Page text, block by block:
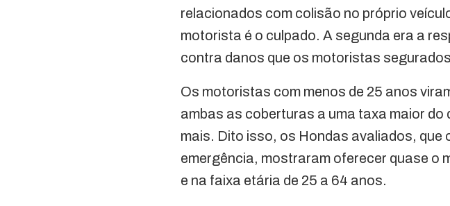
relacionados com colisão no próprio
motorista é o culpado. A segunda era a
contra danos que os motoristas
Os motoristas com menos de 25 anos
ambas as coberturas a uma taxa maior
mais. Dito isso, os Hondas avaliados,
emergência, mostraram oferecer quase o
e na faixa etária de 25 a 64 anos.